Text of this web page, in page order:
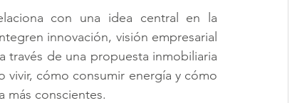
con una idea central en la
innovación, visión empresarial
través de una propuesta inmobiliaria
cómo consumir energía y cómo
más conscientes.